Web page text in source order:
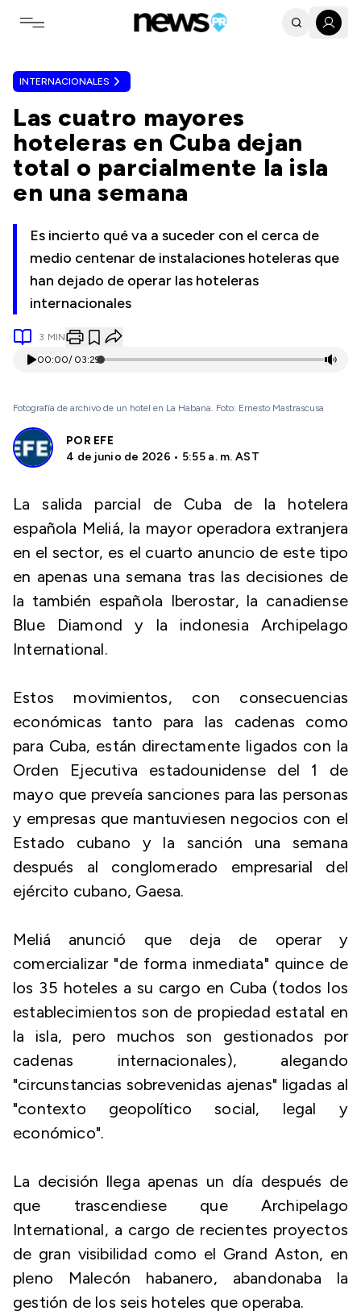
Toggle navigation menu
INTERNACIONALES
Las cuatro mayores
hoteleras en Cuba dejan
total o parcialmente la isla
en una semana
Es incierto qué va a suceder con el cerca de
medio centenar de instalaciones hoteleras que
han dejado de operar las hoteleras
internacionales
3 MIN
00:00/ 03:29
Fotografía de archivo de un hotel en La Habana. Foto: Ernesto Mastrascusa
POR EFE
4 de junio de 2026 • 5:55 a. m. AST
La salida parcial de Cuba de la hotelera
española Meliá, la mayor operadora extranjera
en el sector, es el cuarto anuncio de este tipo
en apenas una semana tras las decisiones de
la también española Iberostar, la canadiense
Blue Diamond y la indonesia Archipelago
International.
Estos movimientos, con consecuencias
económicas tanto para las cadenas como
para Cuba, están directamente ligados con la
Orden Ejecutiva estadounidense del 1 de
mayo que preveía sanciones para las personas
y empresas que mantuviesen negocios con el
Estado cubano y la sanción una semana
después al conglomerado empresarial del
ejército cubano, Gaesa.
Meliá anunció que deja de operar y
comercializar "de forma inmediata" quince de
los 35 hoteles a su cargo en Cuba (todos los
establecimientos son de propiedad estatal en
la isla, pero muchos son gestionados por
cadenas internacionales), alegando
"circunstancias sobrevenidas ajenas" ligadas al
"contexto geopolítico social, legal y
económico".
La decisión llega apenas un día después de
que trascendiese que Archipelago
International, a cargo de recientes proyectos
de gran visibilidad como el Grand Aston, en
pleno Malecón habanero, abandonaba la
gestión de los seis hoteles que operaba.